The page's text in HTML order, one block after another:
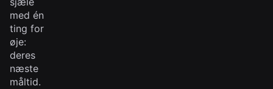
med én
ting for
øje:
deres
næste
måltid.